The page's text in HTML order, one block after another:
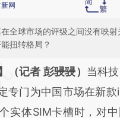
新网
全球市场的评级之间没有映射
扭转格局？
头增加这段话：本文
财新
sf60DD8W]
（记者 彭骎骎） 当科
专门为中国市场在新
实体SIM卡槽时，对